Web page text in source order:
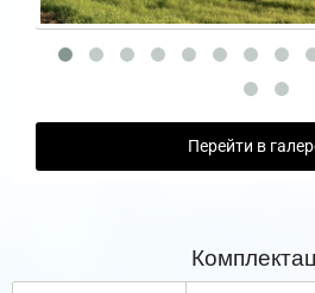
Перейти в